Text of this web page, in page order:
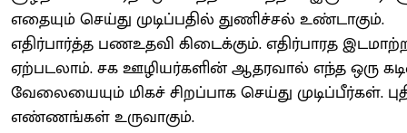
எதையும் செய்து முடிப்பதில் துணிச்சல் உண்டாகும்.
எதிர்பார்த்த பணஉதவி கிடைக்கும். எதிர்பாரத
ஏற்படலாம். சக ஊழியர்களின் ஆதரவால் எந்த ஒரு
வேலையையும் மிகச் சிறப்பாக செய்து முடிப்பீர்கள்.
எண்ணங்கள் உருவாகும்.